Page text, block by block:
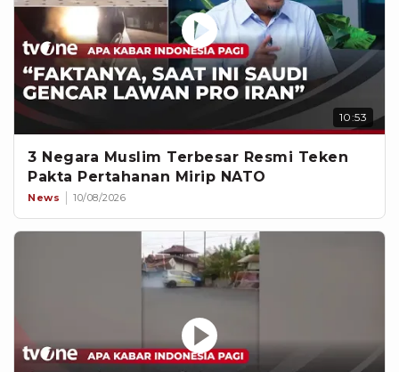
10:53
3 Negara Muslim Terbesar Resmi Teken
Pakta Pertahanan Mirip NATO
News 10/08/2026